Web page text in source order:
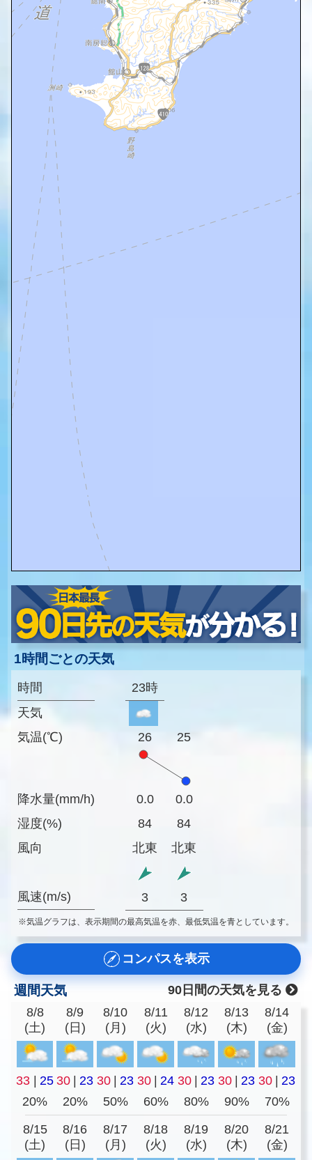
1時間ごとの天気
時間
天気
気温(℃)
降水量(mm/h)
湿度(%)
風向
風速(m/s)
23時
26 25
0.0
0.0
84
84
北東
北東
3 3
※気温グラフは、表示期間の最高気温を赤、最低気温を青としています。
コンパスを表示
週間天気
90日間の天気を見る
8/8
(土)
8/9
(日)
8/10
(月)
8/11
(火)
8/12
(水)
8/13
(木)
8/14
(金)
33 | 25 30 | 23 30 | 23 30 | 24 30 | 23 30 | 23 30 | 23
20%
20% 50% 60% 80% 90% 70%
8/15
(土)
8/16
(日)
8/17
(月)
8/18
(火)
8/19
(水)
8/20
(木)
8/21
(金)